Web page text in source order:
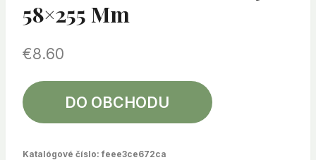
58×255 Mm
€8.60
DO OBCHODU
Katalógové číslo: feee3ce672ca